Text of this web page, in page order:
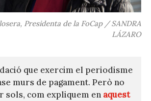
Presidenta de la FoCap / SANDRA
LÁZARO
que exercim el periodisme
murs de pagament. Però no
sols, com expliquem en aquest